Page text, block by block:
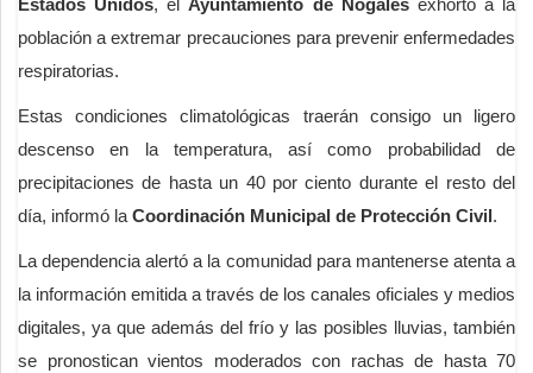
Estados Unidos, elAyuntamiento de Nogalesexhortó a la
población a extremar precauciones para prevenir enfermedades
respiratorias.
Estas condiciones climatológicas traerán consigo un ligero
descenso en la temperatura, así como probabilidad de
precipitaciones de hasta un 40 por ciento durante el resto del
día, informó la Coordinación Municipal de Protección Civil.
La dependencia alertó a la comunidad para mantenerse atenta a
la información emitida a través de los canales oficiales y medios
digitales, ya que además del frío y las posibles lluvias, también
se pronostican vientos moderados con rachas de hasta 70